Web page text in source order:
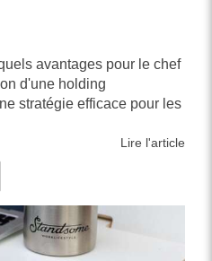
avantages pour le chef
d'une holding
stratégie efficace pour les
Lire l'article